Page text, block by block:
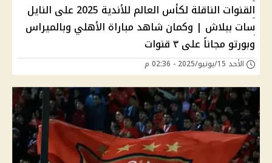
القنوات الناقلة لكأس العالم للأندية 2025 على النايل
سات ببلاش | وكمان شاهد مباراة الأهلي وبالميراس
وبورتو مجاناً على ٣ قنوات
الأحد 15/يونيو/2025 - 02:36 م